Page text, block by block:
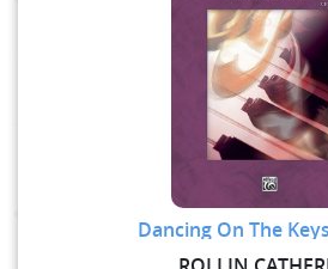
Dancing On The